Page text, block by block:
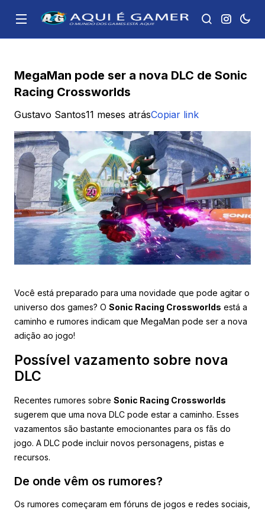
MegaMan pode ser a nova DLC de Sonic
Racing Crossworlds
Gustavo Santos11 meses atrásCopiar link
Você está preparado para uma novidade que pode agitar o
universo dos games? O Sonic Racing Crossworlds está a
caminho e rumores indicam que MegaMan pode ser a nova
adição ao jogo!
Possível vazamento sobre nova
DLC
Recentes rumores sobre Sonic Racing Crossworlds
sugerem que uma nova DLC pode estar a caminho. Esses
vazamentos são bastante emocionantes para os fãs do
jogo. A DLC pode incluir novos personagens, pistas e
recursos.
De onde vêm os rumores?
Os rumores começaram em fóruns de jogos e redes sociais,